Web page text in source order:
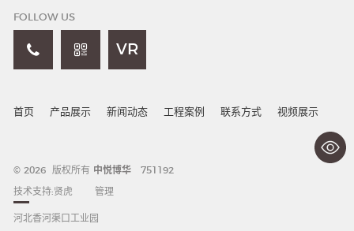
FOLLOW US
VR
首页 产品展示 新闻动态 工程案例 联系方式 视频展示
© 2026 版权所有 中悦博华 751192
技术支持:贤虎 管理
河北香河渠口工业园